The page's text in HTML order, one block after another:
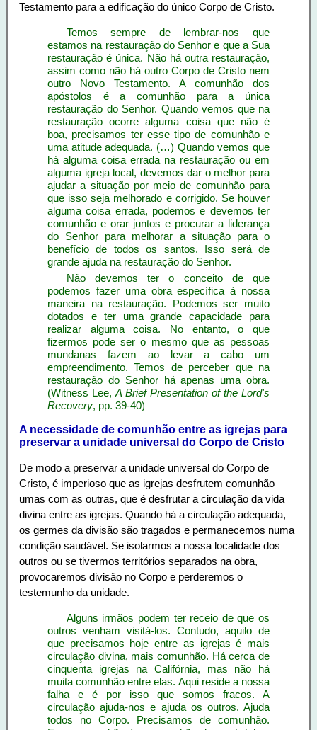
Testamento para a edificação do único Corpo de Cristo.
Temos sempre de lembrar-nos que
estamos na restauração do Senhor e que a Sua
restauração é única. Não há outra restauração,
assim como não há outro Corpo de Cristo nem
outro Novo Testamento. A comunhão dos
apóstolos é a comunhão para a única
restauração do Senhor. Quando vemos que na
restauração ocorre alguma coisa que não é
boa, precisamos ter esse tipo de comunhão e
uma atitude adequada. (…) Quando vemos que
há alguma coisa errada na restauração ou em
alguma igreja local, devemos dar o melhor para
ajudar a situação por meio de comunhão para
que isso seja melhorado e corrigido. Se houver
alguma coisa errada, podemos e devemos ter
comunhão e orar juntos e procurar a liderança
do Senhor para melhorar a situação para o
benefício de todos os santos. Isso será de
grande ajuda na restauração do Senhor.
Não devemos ter o conceito de que
podemos fazer uma obra específica à nossa
maneira na restauração. Podemos ser muito
dotados e ter uma grande capacidade para
realizar alguma coisa. No entanto, o que
fizermos pode ser o mesmo que as pessoas
mundanas fazem ao levar a cabo um
empreendimento. Temos de perceber que na
restauração do Senhor há apenas uma obra.
(Witness Lee, A Brief Presentation of the Lord's
Recovery, pp. 39-40)
A necessidade de comunhão entre as igrejas para
preservar a unidade universal do Corpo de Cristo
De modo a preservar a unidade universal do Corpo de
Cristo, é imperioso que as igrejas desfrutem comunhão
umas com as outras, que é desfrutar a circulação da vida
divina entre as igrejas. Quando há a circulação adequada,
os germes da divisão são tragados e permanecemos numa
condição saudável. Se isolarmos a nossa localidade dos
outros ou se tivermos territórios separados na obra,
provocaremos divisão no Corpo e perderemos o
testemunho da unidade.
Alguns irmãos podem ter receio de que os
outros venham visitá-los. Contudo, aquilo de
que precisamos hoje entre as igrejas é mais
circulação divina, mais comunhão. Há cerca de
cinquenta igrejas na Califórnia, mas não há
muita comunhão entre elas. Aqui reside a nossa
falha e é por isso que somos fracos. A
circulação ajuda-nos e ajuda os outros. Ajuda
todos no Corpo. Precisamos de comunhão.